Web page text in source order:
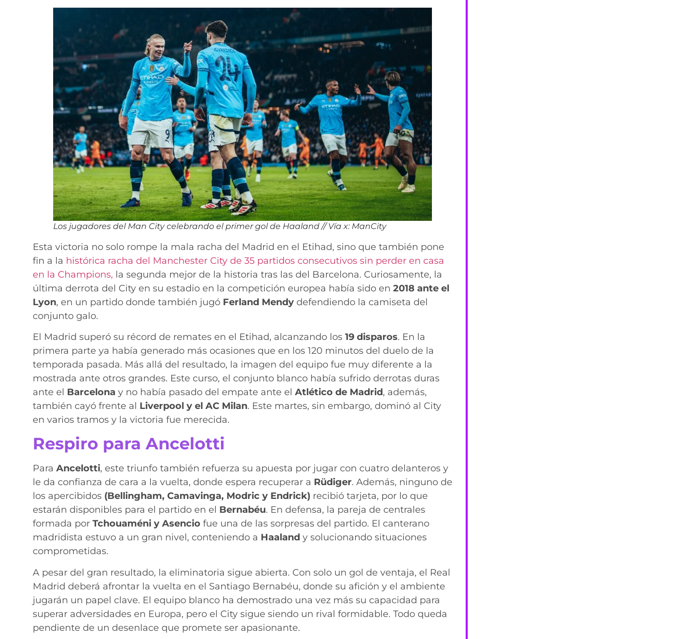
Los jugadores del Man City celebrando el primer gol de Haaland // Vía x: ManCity
Esta victoria no solo rompe la mala racha del Madrid en el Etihad, sino que también pone
fin a la histórica racha del Manchester City de 35 partidos consecutivos sin perder en casa
en la Champions, la segunda mejor de la historia tras las del Barcelona. Curiosamente, la
última derrota del City en su estadio en la competición europea había sido en 2018 ante el
Lyon, en un partido donde también jugó Ferland Mendy defendiendo la camiseta del
conjunto galo.
El Madrid superó su récord de remates en el Etihad, alcanzando los 19 disparos. En la
primera parte ya había generado más ocasiones que en los 120 minutos del duelo de la
temporada pasada. Más allá del resultado, la imagen del equipo fue muy diferente a la
mostrada ante otros grandes. Este curso, el conjunto blanco había sufrido derrotas duras
ante el Barcelona y no había pasado del empate ante el Atlético de Madrid, además,
también cayó frente al Liverpool y el AC Milan. Este martes, sin embargo, dominó al City
en varios tramos y la victoria fue merecida.
Respiro para Ancelotti
Para Ancelotti, este triunfo también refuerza su apuesta por jugar con cuatro delanteros y
le da confianza de cara a la vuelta, donde espera recuperar a Rüdiger. Además, ninguno de
los apercibidos (Bellingham, Camavinga, Modric y Endrick) recibió tarjeta, por lo que
estarán disponibles para el partido en el Bernabéu. En defensa, la pareja de centrales
formada por Tchouaméni y Asencio fue una de las sorpresas del partido. El canterano
madridista estuvo a un gran nivel, conteniendo a Haaland y solucionando situaciones
comprometidas.
A pesar del gran resultado, la eliminatoria sigue abierta. Con solo un gol de ventaja, el Real
Madrid deberá afrontar la vuelta en el Santiago Bernabéu, donde su afición y el ambiente
jugarán un papel clave. El equipo blanco ha demostrado una vez más su capacidad para
superar adversidades en Europa, pero el City sigue siendo un rival formidable. Todo queda
pendiente de un desenlace que promete ser apasionante.